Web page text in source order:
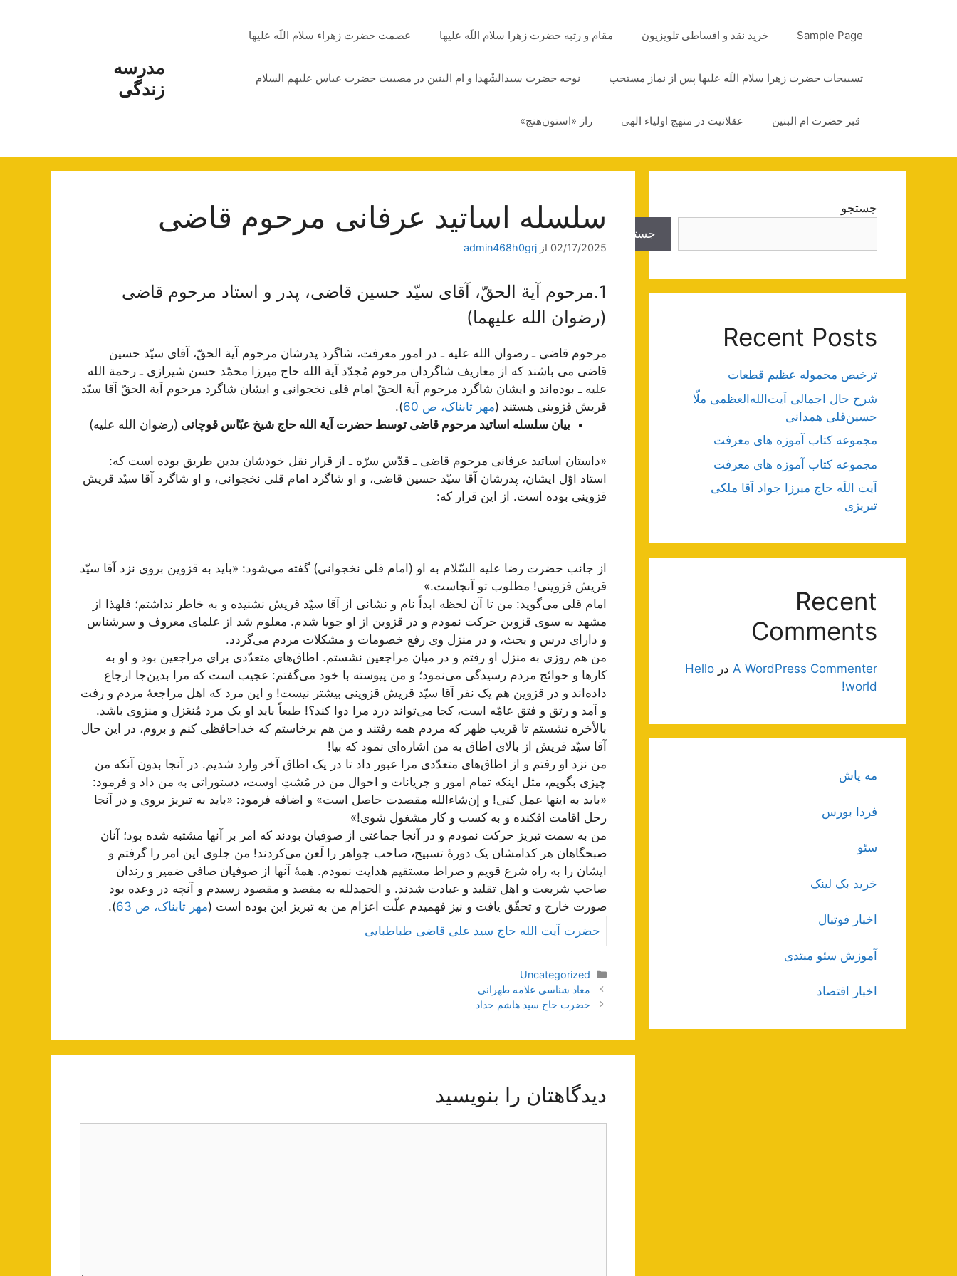
مدرسه
زندگی
Sample Page خرید نقد و اقساطی تلویزیون مقام و رتبه حضرت زهرا سلام اللَه علیها عصمت حضرت زهراء سلام اللَه علیها
تسبیحات حضرت زهرا سلام اللَه علیها پس از نماز مستحب نوحه حضرت سیدالشّهدا و ام البنین در مصیبت حضرت عباس علیهم السلام
قبر حضرت ام البنین عقلانیت در منهج اولیاء الهی راز «استون‌هنج»
سلسله اساتید عرفانی مرحوم قاضی
02/17/2025 از admin468h0grj
1.مرحوم‌ آیة‌ الحقّ، آقای‌ سیّد حسین‌ قاضی‌، پدر و استاد مرحوم قاضی
(رضوان الله علیهما)
مرحوم‌ قاضی‌ ـ رضوان الله علیه‌ ـ در امور معرفت‌، شاگرد پدرشان‌ مرحوم‌ آیة‌ الحقّ، آقای‌ سیّد حسین‌
قاضی‌ می باشند که‌ از معاریف‌ شاگردان‌ مرحوم‌ مُجدّد آیة الله‌ حاج‌ میرزا محمّد حسن‌ شیرازی‌ ـ رحمة الله
علیه‌ ـ بوده‌اند و ایشان‌ شاگرد مرحوم‌ آیة‌ الحقّ امام‌ قلی‌ نخجوانی‌ و ایشان‌ شاگرد مرحوم‌ آیة ‌الحقّ آقا سیّد
قریش‌ قزوینی‌ هستند (مهر تابناک، ص 60
).
بیان سلسله اساتید مرحوم قاضی توسط حضرت آیة الله حاج شیخ عبّاس قوچانی (رضوان الله علیه)
«داستان اساتید عرفانی مرحوم قاضی ـ قدّس سرّه ـ از قرار نقل خودشان بدین طریق بوده است که:
استاد اوّل ایشان، پدرشان آقا سیّد حسین قاضی، و او شاگرد امام قلی نخجوانی، و او شاگرد آقا سیّد قریش
قزوینی بوده است. از این قرار که:
از جانب حضرت رضا علیه السّلام به او (امام قلی نخجوانی) گفته می‌شود: «باید به قزوین بروی نزد آقا سیّد
قریش قزوینی! مطلوب تو آنجاست.»
امام قلی می‌گوید: من تا آن لحظه ابداً نام و نشانی از آقا سیّد قریش نشنیده و به خاطر نداشتم؛ فلهذا از
مشهد به سوی قزوین حرکت نمودم و در قزوین از او جویا شدم. معلوم شد از علمای معروف و سرشناس
و دارای درس و بحث، و در منزل وی رفع خصومات و مشکلات مردم می‌گردد.
من هم روزی به منزل او رفتم و در میان مراجعین نشستم. اطاق‌های متعدّدی برای مراجعین بود و او به
کارها و حوائج مردم رسیدگی می‌نمود؛ و من پیوسته با خود می‌گفتم: عجیب است که مرا بدین‌جا ارجاع
داده‌اند و در قزوین هم یک نفر آقا سیّد قریش قزوینی بیشتر نیست! و این مرد که اهل مراجعۀ مردم و رفت
و آمد و رتق و فتق عامّه است، کجا می‌تواند درد مرا دوا کند؟! طبعاً باید او یک مرد مُنعَزل و منزوی باشد.
بالأخره نشستم تا قریب ظهر که مردم همه رفتند و من هم برخاستم که خداحافظی کنم و بروم، در این حال
آقا سیّد قریش از بالای اطاق به من اشاره‌ای نمود که بیا!
من نزد او رفتم و از اطاق‌های متعدّدی مرا عبور داد تا در یک اطاق آخر وارد شدیم. در آنجا بدون آنکه من
چیزی بگویم، مثل اینکه تمام امور و جریانات و احوال من در مُشتِ اوست، دستوراتی به من داد و فرمود:
«باید به اینها عمل کنی! و إن‌شاءالله مقصدت حاصل است» و اضافه فرمود: «باید به تبریز بروی و در آنجا
رحل اقامت افکنده و به کسب و کار مشغول شوی!»
من به سمت تبریز حرکت نمودم و در آنجا جماعتی از صوفیان بودند که امر بر آنها مشتبه شده بود؛ آنان
صبحگاهان هر کدامشان یک دورۀ تسبیح، صاحب جواهر را لَعن می‌کردند! من جلوی این امر را گرفتم و
ایشان را به راه شرع قویم و صراط مستقیم هدایت نمودم. همۀ آنها از صوفیان صافی ضمیر و رندان
صاحب شریعت‌ و اهل تقلید و عبادت شدند. و الحمدلله به مقصد و مقصود رسیدم و آنچه در وعده بود
صورت خارج و تحقّق یافت و نیز فهمیدم علّت اعزام من به تبریز این بوده است (مهر تابناک، ص 63
).
حضرت آیت الله حاج سید علی قاضی طباطبایی
دسته‌ها
Uncategorized
ناوبری
نوشته‌ها
معاد شناسی علامه طهرانی
حضرت حاج سید هاشم حداد
دیدگاهتان را بنویسید
جستجو
جستجو
Recent Posts
ترخیص محموله عظیم قطعات
شرح حال اجمالی آیت‌الله‌العظمی ملّا
حسین‌قلی همدانی
مجموعه کتاب آموزه های معرفت
مجموعه کتاب آموزه های معرفت
آیت اللَه حاج میرزا جواد آقا ملکی
تبریزی
Recent
Comments
A WordPress Commenter در Hello
world!
مه پاش
فردا بورس
سئو
خرید بک لینک
اخبار فوتبال
آموزش سئو مبتدی
اخبار اقتصاد